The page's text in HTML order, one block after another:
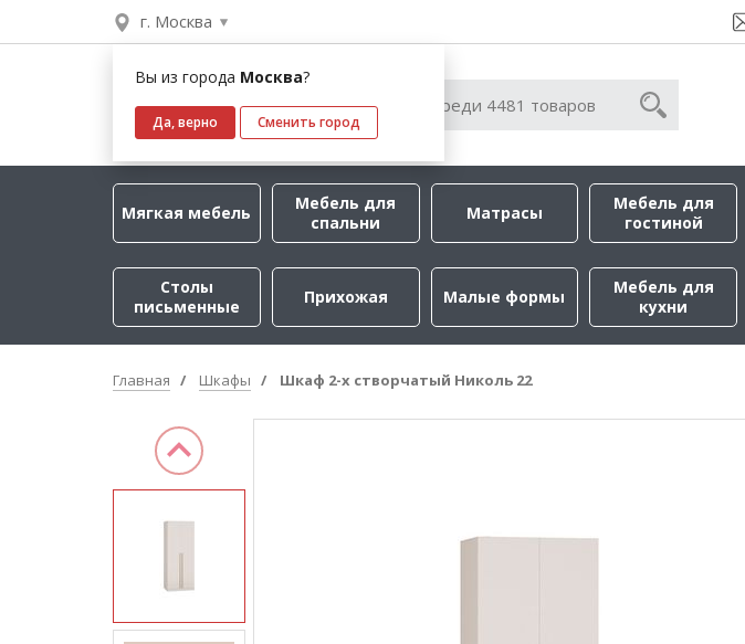
г. Москва
Вы из города Москва?
Да, верно Сменить город
Мягкая мебель
Мебель для
спальни
Матрасы
Мебель для
гостиной
Столы
письменные
Прихожая Малые формы
Мебель для
кухни
Главная Шкафы Шкаф 2-х створчатый Николь 22